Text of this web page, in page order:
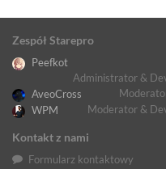
Zespół Starepro
Peefkot
Administrator &
AveoCross
WPM
Moderator &
Kontakt z nami
Formularz kontaktowy